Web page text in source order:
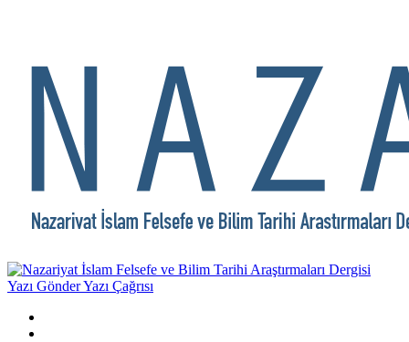
Yazı GönderYazı Çağrısı